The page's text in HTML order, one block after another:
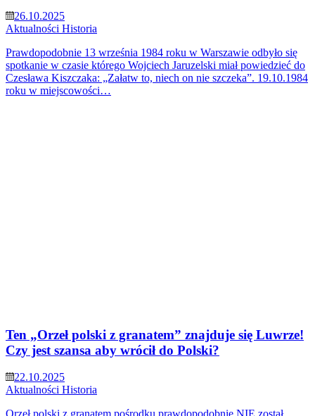
26.10.2025
Aktualności Historia
Prawdopodobnie 13 września 1984 roku w Warszawie odbyło się
spotkanie w czasie którego Wojciech Jaruzelski miał powiedzieć do
Czesława Kiszczaka: „Załatw to, niech on nie szczeka”. 19.10.1984
roku w miejscowości…
Ten „Orzeł polski z granatem” znajduje się Luwrze!
Czy jest szansa aby wrócił do Polski?
22.10.2025
Aktualności Historia